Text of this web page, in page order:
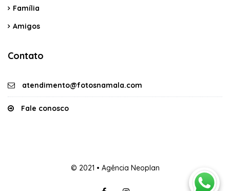
Família
Amigos
Contato
atendimento@fotosnamala.com
Fale conosco
© 2021 • Agência Neoplan